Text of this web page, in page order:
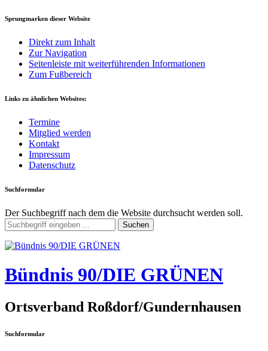
Sprungmarken dieser Website
Direkt zum Inhalt
Zur Navigation
Seitenleiste mit weiterführenden Informationen
Zum Fußbereich
Links zu ähnlichen Websites:
Termine
Mitglied werden
Kontakt
Impressum
Datenschutz
Suchformular
Der Suchbegriff nach dem die Website durchsucht werden soll.
Suchen
Bündnis 90/DIE GRÜNEN
Ortsverband Roßdorf/Gundernhausen
Suchformular